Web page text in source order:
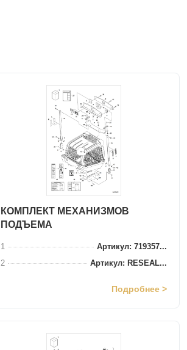
КОМПЛЕКТ МЕХАНИЗМОВ
ПОДЪЕМА
1
Артикул: 719357...
2
Артикул: RESEAL...
Подробнее >